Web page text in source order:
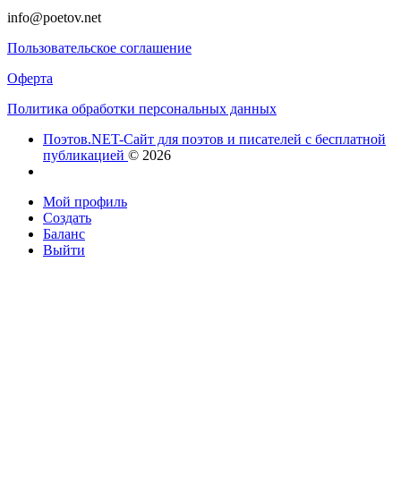
info@poetov.net
Пользовательское соглашение
Оферта
Политика обработки персональных данных
Поэтов.NET-Сайт для поэтов и писателей с бесплатной
публикацией © 2026
Мой профиль
Создать
Баланс
Выйти